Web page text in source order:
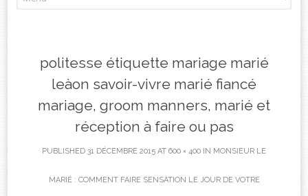
to
politesse étiquette mariage marié
leàon savoir-vivre marié fiancé
mariage, groom manners, marié et
réception à faire ou pas
PUBLISHED 31 DÉCEMBRE 2015 AT 600 × 400 IN MONSIEUR LE
MARIÉ : COMMENT FAIRE SENSATION LE JOUR DE VOTRE